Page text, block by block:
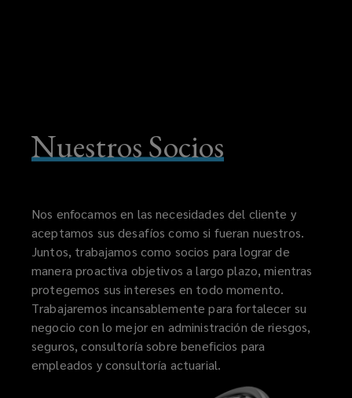
Nuestros Socios
Nos enfocamos en las necesidades del cliente y
aceptamos sus desafíos como si fueran nuestros.
Juntos, trabajamos como socios para lograr de
manera proactiva objetivos a largo plazo, mientras
protegemos sus intereses en todo momento.
Trabajaremos incansablemente para fortalecer su
negocio con lo mejor en administración de riesgos,
seguros, consultoría sobre beneficios para
empleados y consultoría actuarial.